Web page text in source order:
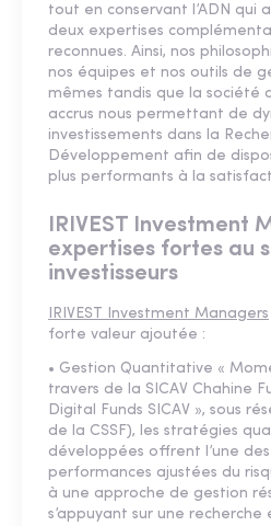
tout en conservant l’ADN qui
deux expertises
reconnues. Ainsi, nos
nos équipes et nos outils de
mêmes tandis que la société
accrus nous permettant de
investissements dans la
Développement afin de
plus performants à la
IRIVEST Investment
expertises fortes au
investisseurs
IRIVEST Investment Managers
forte valeur ajoutée :
• Gestion Quantitative «
travers de la SICAV Chahine
Digital Funds SICAV », sous
de la CSSF), les stratégies
développées offrent l’une
performances ajustées du
à une approche de gestion
s’appuyant sur une recherche